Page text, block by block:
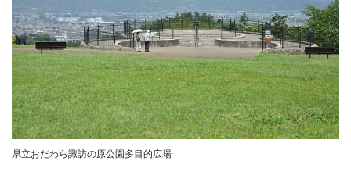
県立おだわら諏訪の原公園多目的広場